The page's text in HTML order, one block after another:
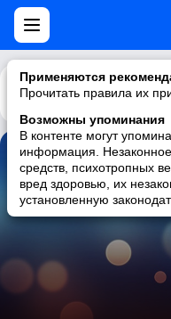
Применяются
Прочитать правила их
Возможны упоминания
В контенте могут
информация.
средств, психотропных
вред здоровью, их
установленную
Каталог
The Calling
Matt Bowdidge